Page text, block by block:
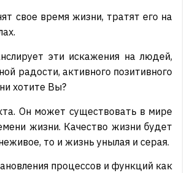
свое время жизни, тратят его на
эти искажения на людей,
радости, активного позитивного
хотите Вы?
Он может существовать в мире
жизни. Качество жизни будет
то и жизнь унылая и серая.
процессов и функций как